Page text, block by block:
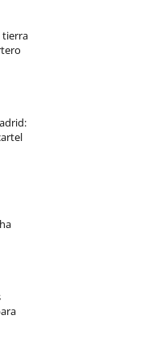
tierra